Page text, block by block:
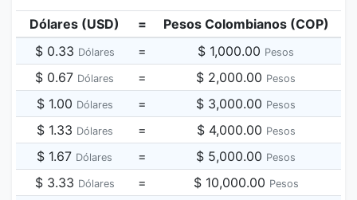
Dólares (USD) =
Pesos Colombianos (COP)
$ 0.33 Dólares = $ 1,000.00 Pesos
$ 0.67 Dólares = $ 2,000.00 Pesos
$ 1.00 Dólares = $ 3,000.00 Pesos
$ 1.33 Dólares = $ 4,000.00 Pesos
$ 1.67 Dólares = $ 5,000.00 Pesos
$ 3.33 Dólares = $ 10,000.00 Pesos